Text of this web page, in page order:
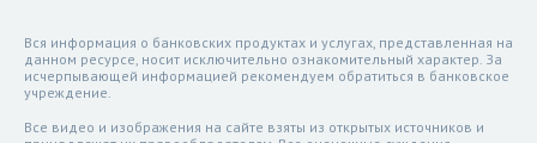
Вся информация о банковских продуктах и услугах, представленная на
данном ресурсе, носит исключительно ознакомительный характер. За
исчерпывающей информацией рекомендуем обратиться в банковское
учреждение.
Все видео и изображения на сайте взяты из открытых источников и